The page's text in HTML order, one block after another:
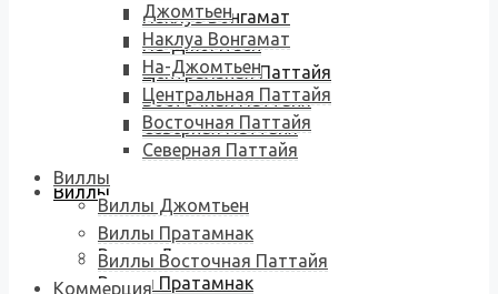
Наклуа Вонгамат
На-Джомтьен
Центральная Паттайя
Восточная Паттайя
Северная Паттайя
Виллы
Виллы Джомтьен
Виллы Пратамнак
Джомтьен
Наклуа Вонгамат
На-Джомтьен
Центральная Паттайя
Восточная Паттайя
Северная Паттайя
Виллы
Виллы Джомтьен
Виллы Пратамнак
Виллы Восточная Паттайя
Коммерция